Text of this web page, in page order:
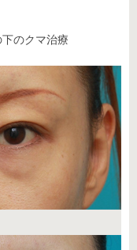
のクマ治療